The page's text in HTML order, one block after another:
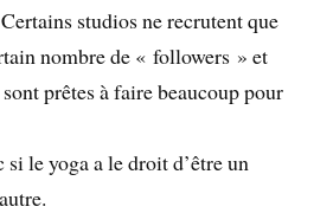
studios ne recrutent que
nombre de « followers » et
prêtes à faire beaucoup pour
si le yoga a le droit d’être un